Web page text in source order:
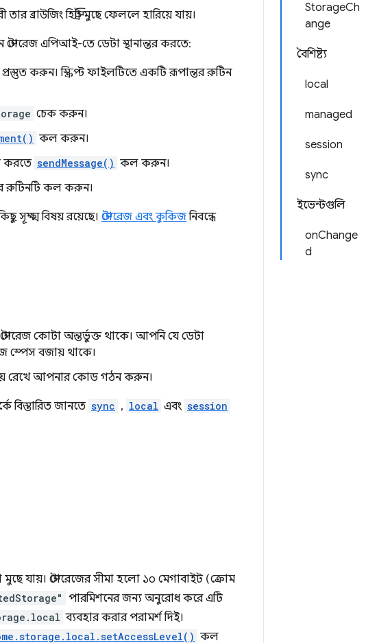
StorageCh
ange
বৈশিষ্ট্য
local
managed
session
sync
ইভেন্টগুলি
onChange
d
ব্রাউজিং হিস্ট্রি মুছে ফেললে হারিয়ে যায়।
এপিআই-তে ডেটা স্থানান্তর করতে:
করুন। স্ক্রিপ্ট ফাইলটিতে একটি রূপান্তর রুটিন
চেক করুন।
কল করুন।
করতে sendMessage() কল করুন।
রুটিনটি কল করুন।
সূক্ষ্ম বিষয় রয়েছে। স্টোরেজ এবং কুকিজনিবন্ধে
কোটা অন্তর্ভুক্ত থাকে। আপনি যে ডেটা
স্পেস বজায় থাকে।
রেখে আপনার কোড গঠন করুন।
বিস্তারিত জানতে sync , local এবং session
যায়। স্টোরেজের সীমা হলো ১০ মেগাবাইট (ক্রোম
পারমিশনের জন্য অনুরোধ করে এটি
ব্যবহার করার পরামর্শ দিই।
কল